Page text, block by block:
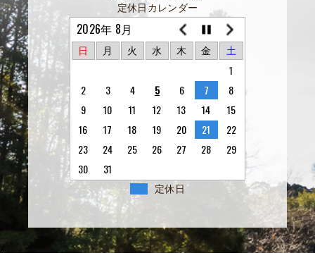
定休日カレンダー
2026年 8月
日 月 火 水 木 金 土
1
2
3 4 5 6 7
8
9
10 11 12 13 14
15
16
17 18 19 20 21
22
23
24 25 26 27 28
29
30
31
定休日